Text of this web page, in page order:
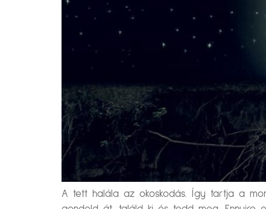
A tett halála az okoskodás. Így tartja a